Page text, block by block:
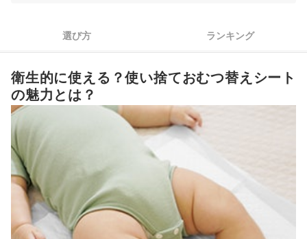
選び方 ランキング
衛生的に使える？使い捨ておむつ替えシート
の魅力とは？